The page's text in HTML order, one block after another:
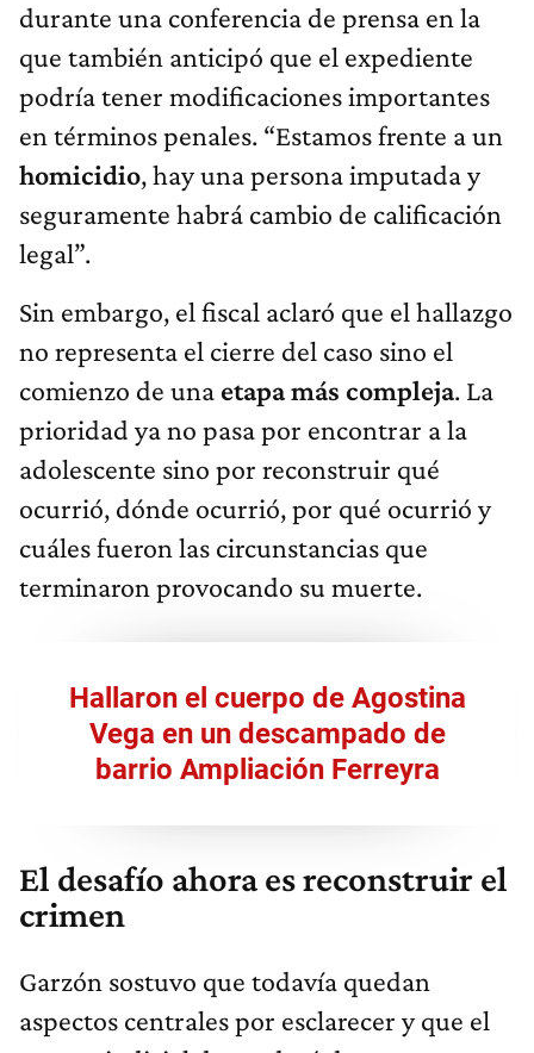
durante una conferencia de prensa en la
que también anticipó que el expediente
podría tener modificaciones importantes
en términos penales. “Estamos frente a un
homicidio, hay una persona imputada y
seguramente habrá cambio de calificación
legal”.
Sin embargo, el fiscal aclaró que el hallazgo
no representa el cierre del caso sino el
comienzo de una etapa más compleja. La
prioridad ya no pasa por encontrar a la
adolescente sino por reconstruir qué
ocurrió, dónde ocurrió, por qué ocurrió y
cuáles fueron las circunstancias que
terminaron provocando su muerte.
Hallaron el cuerpo de Agostina
Vega en un descampado de
barrio Ampliación Ferreyra
El desafío ahora es reconstruir el
crimen
Garzón sostuvo que todavía quedan
aspectos centrales por esclarecer y que el